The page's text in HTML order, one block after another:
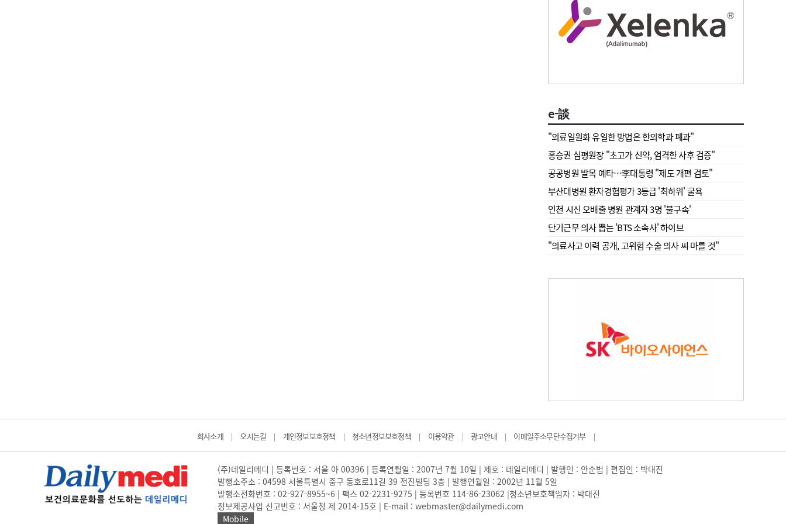
e-談
"의료일원화 유일한 방법은 한의학과 폐과"
홍승권 심평원장 " 초고가 신약, 엄격한 사후 검증"
공공병원 발목 예타…李대통령 "제도 개편 검토"
부산대병원 환자경험평가 3등급 '최하위' 굴욕
인천 시신 오배출 병원 관계자 3명 '불구속'
단기근무 의사 뽑는 'BTS 소속사' 하이브
"의료사고 이력 공개, 고위험 수술 의사 씨 마를 것"
회사소개 | 오시는길 | 개인정보보호정책 | 청소년정보보호정책 | 이용약관 | 광고안내 | 이메일주소무단수집거부 |
(주)데일리메디 | 등록번호 : 서울 아 00396 | 등록연월일 : 2007년 7월 10일 | 제호 : 데일리메디 | 발행인 : 안순범 | 편집인 : 박대진
발행소주소 : 04598 서울특별시 중구 동호로11길 39 전진빌딩 3층 | 발행연월일 : 2002년 11월 5일
발행소전화번호 : 02-927-8955~6 | 팩스 02-2231-9275 | 등록번호 114-86-23062 |청소년보호책임자 : 박대진
정보제공사업 신고번호 : 서울청 제 2014-15호 | E-mail : webmaster@dailymedi.com
Mobile